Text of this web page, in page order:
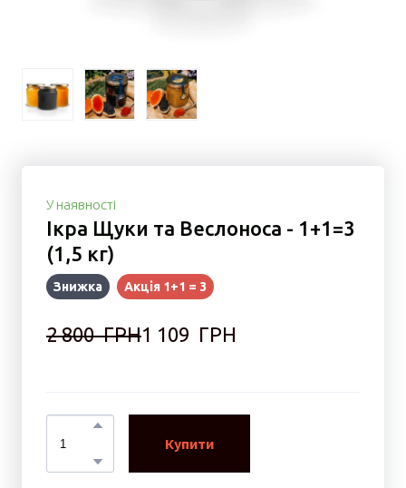
У наявності
Ікра Щуки та Веслоноса - 1+1=3
(1,5 кг)
Знижка Акція 1+1 = 3
2 800  ГРН1 109  ГРН
Купити